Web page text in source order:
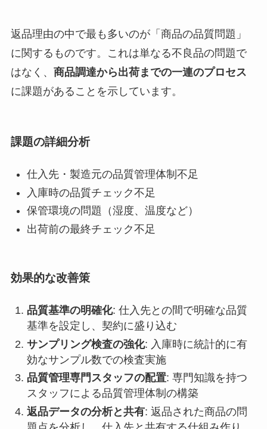
返品理由の中で最も多いのが「商品の品質問題」
に関するものです。これは単なる不良品の問題で
はなく、 商品調達から出荷までの一連のプロセス
に課題があることを示しています。
課題の詳細分析
仕入先・製造元の品質管理体制不足
入庫時の品質チェック不足
保管環境の問題（湿度、温度など）
出荷前の最終チェック不足
効果的な改善策
品質基準の明確化: 仕入先との間で明確な品質
基準を設定し、契約に盛り込む
サンプリング検査の強化: 入庫時に統計的に有
効なサンプル数での検査実施
品質管理専門スタッフの配置: 専門知識を持つ
スタッフによる品質管理体制の構築
返品データの分析と共有: 返品された商品の問